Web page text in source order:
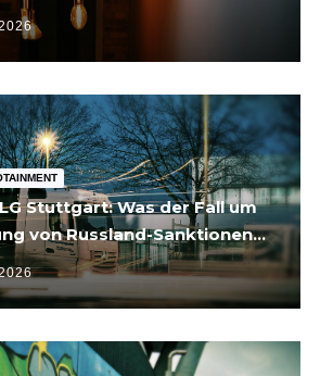
Stuttgart: Was der Fall um
von Russland-Sanktionen
bedeutet